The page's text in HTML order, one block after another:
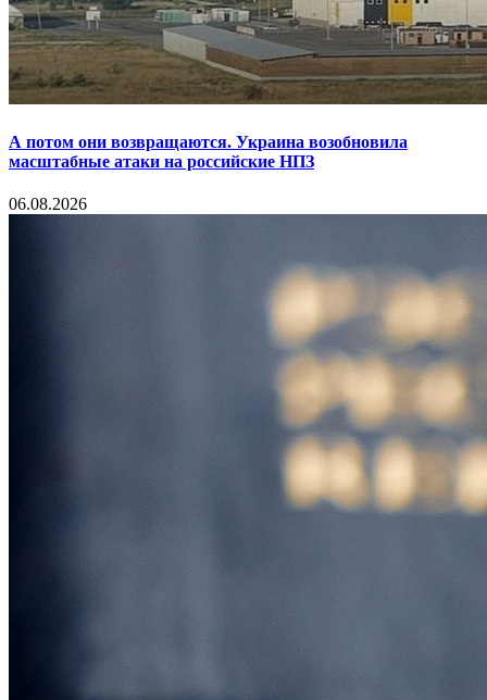
А потом они возвращаются. Украина возобновила
масштабные атаки на российские НПЗ
06.08.2026